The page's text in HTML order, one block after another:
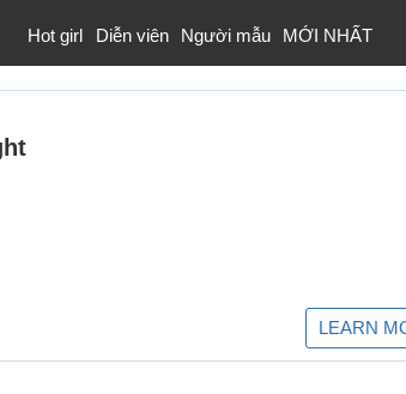
Hot girl Diễn viên Người mẫu MỚI NHẤT